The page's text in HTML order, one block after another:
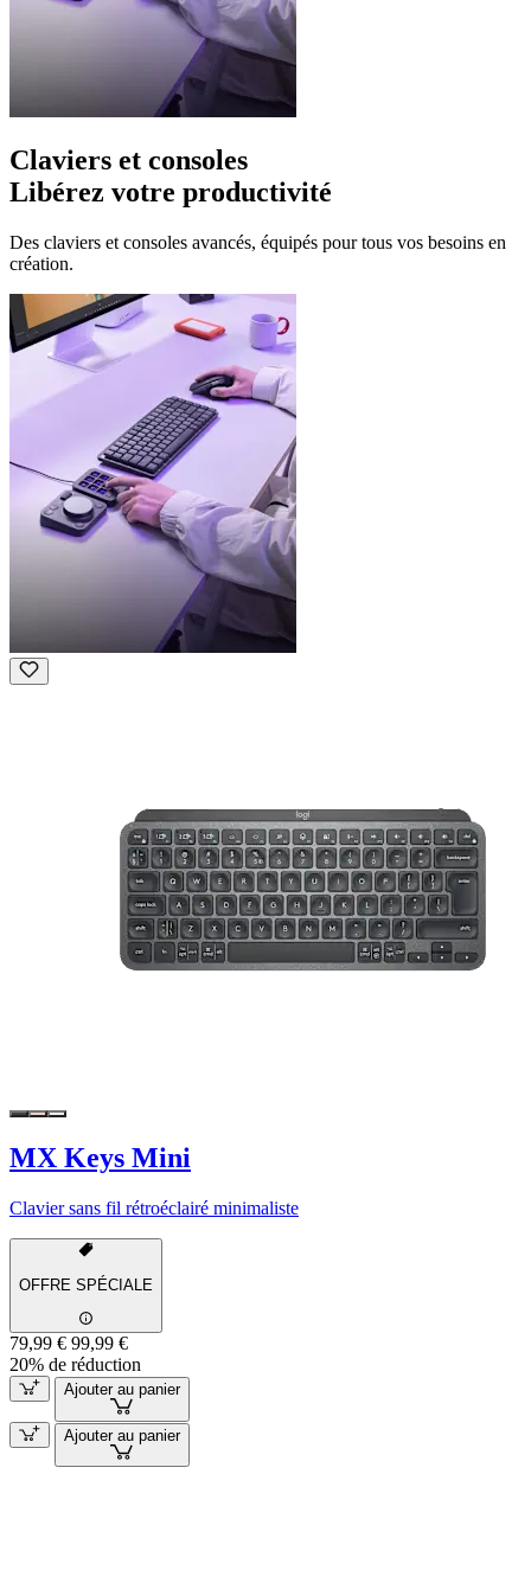
Claviers et consoles
Libérez votre productivité
Des claviers et consoles avancés, équipés pour tous vos besoins en
création.
MX Keys Mini
Clavier sans fil rétroéclairé minimaliste
OFFRE SPÉCIALE
79,99 € 99,99 €
20% de réduction
Ajouter au panier
Ajouter au panier